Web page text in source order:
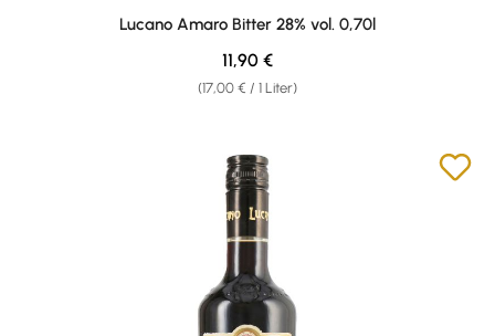
Durchschnittliche Bewertung von 5 von 5 Sternen
Lucano Amaro Bitter 28% vol. 0,70l
(17,00 € / 1 Liter)
Regulärer Preis:
11,90 €